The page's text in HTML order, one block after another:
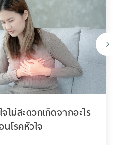
ไม่สะดวกเกิดจากอะไร
โรคหัวใจ